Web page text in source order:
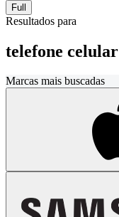
Full
Resultados para
telefone celular
Marcas mais buscadas